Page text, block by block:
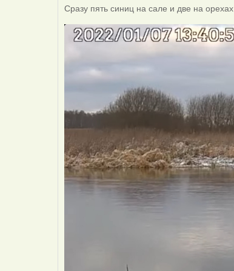
Сразу пять синиц на сале и две на орехах